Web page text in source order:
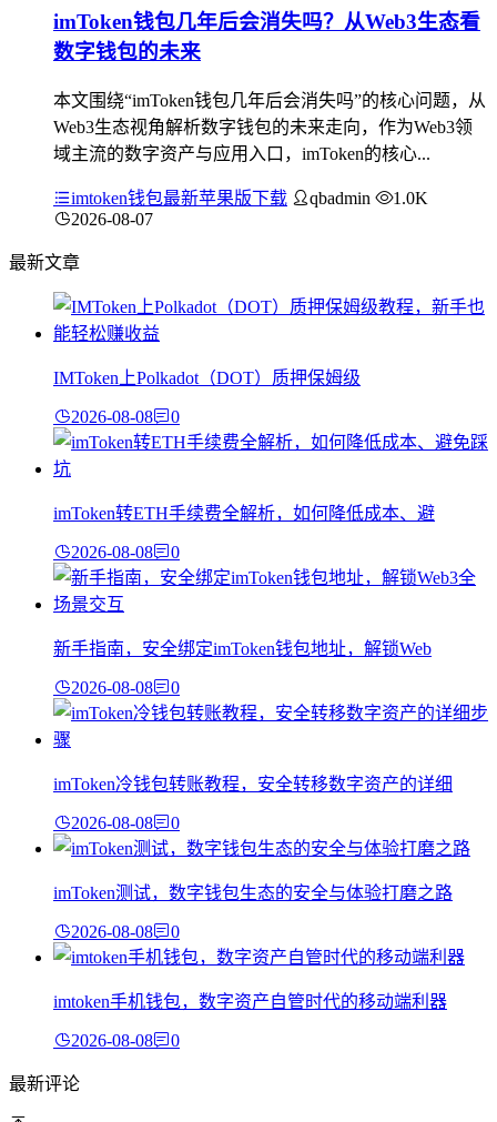
imToken钱包几年后会消失吗？从Web3生态看
数字钱包的未来
本文围绕“imToken钱包几年后会消失吗”的核心问题，从
Web3生态视角解析数字钱包的未来走向，作为Web3领
域主流的数字资产与应用入口，imToken的核心...
imtoken钱包最新苹果版下载 qbadmin
1.0K
2026-08-07
最新文章
IMToken上Polkadot（DOT）质押保姆级
2026-08-08 0
imToken转ETH手续费全解析，如何降低成本、避
2026-08-08 0
新手指南，安全绑定imToken钱包地址，解锁Web
2026-08-08 0
imToken冷钱包转账教程，安全转移数字资产的详细
2026-08-08 0
imToken测试，数字钱包生态的安全与体验打磨之路
2026-08-08 0
imtoken手机钱包，数字资产自管时代的移动端利器
2026-08-08 0
最新评论